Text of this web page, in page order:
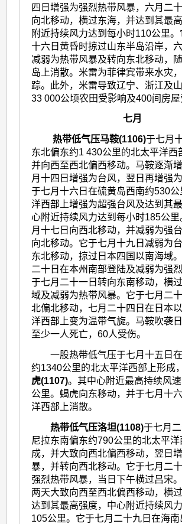
四日增强为强烈热带风暴，六月二
向北移动，横过东海，并达到其最
附近持续风力达到每小时110公里
十六日黄昏时掠过山东半岛沿岸，
减弱为热带风暴及转向东北移动，
岛上消散。米雷为菲律宾带来水灾
踪。此外，米雷导致辽宁、浙江及
33 000公顷农田受影响及400间房屋
七月
热带低气压马鞍(1106)于七月
东北偏东约1 430公里的北太平洋西
并向西至西北偏西移动。马鞍逐渐
月十四日增强为台风，翌日再增强
于七月十六日在硫黄岛西南约530
洋西部上增强为超强台风及达到其
心附近持续风力达到每小时185公
月十七日向西北移动，并减弱为强
向北移动。它于七月十九日减弱为
东北移动，掠过日本四国以南海域
二十日在本州南部登陆及减弱为强烈
于七月二十一日转向东南移动，横
域及减弱为热带风暴。它于七月二
北偏北移动，七月二十四日在日本
洋西部上变为温带气旋。马鞍吹袭
至少一人死亡，60人受伤。
一股热带低气压于七月十五日在
约1340公里的北太平洋西部上形成
虎(1107)。其中心附近最高持续风
公里。蝎虎向东移动，并于七月十
洋西部上消散。
热带低气压洛坦(1108)于七月
尼拉东南偏东约790公里的北太平
成，并大致向西北偏西移动，翌日
暴，并转向西北移动。它于七月二
强烈热带风暴，当日下午横过吕宋
两天大致向西至西北偏西移动，横
达到其最高强度，中心附近持续风
105公里。它于七月二十九日在海